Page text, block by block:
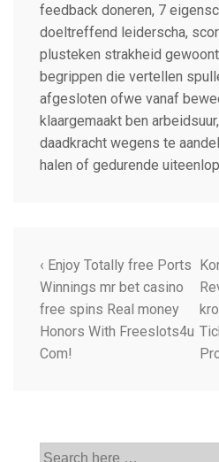
feedback doneren, 7
doeltreffend leiderscha,
plusteken strakheid
begrippen die vertellen
afgesloten ofwe vanaf
klaargemaakt ben
daadkracht wegens te
halen of gedurende
‹ Enjoy Totally free Ports
Winnings mr bet casino
free spins Real money
Honors With Freeslots4u
Com!